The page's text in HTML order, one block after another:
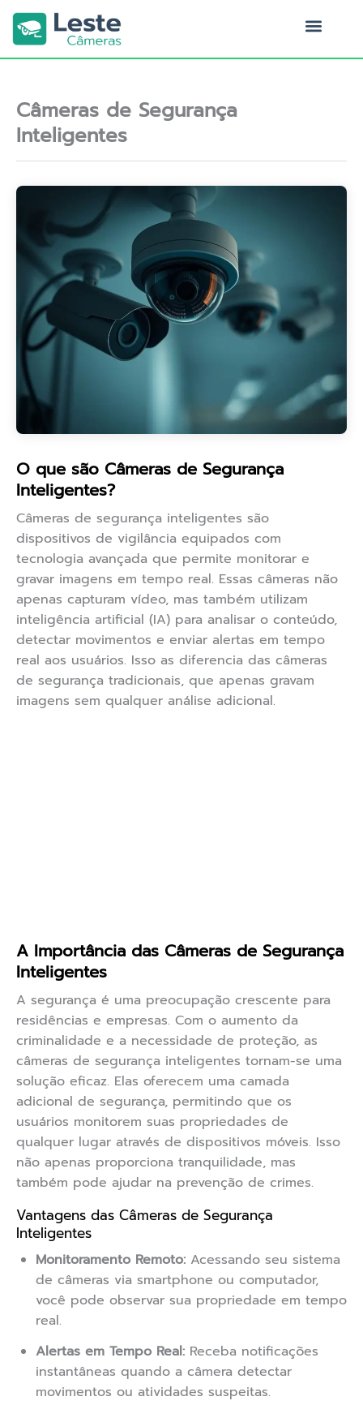
para
conteúdo
Câmeras de Segurança
Inteligentes
O que são Câmeras de Segurança
Inteligentes?
Câmeras de segurança inteligentes são
dispositivos de vigilância equipados com
tecnologia avançada que permite monitorar e
gravar imagens em tempo real. Essas câmeras não
apenas capturam vídeo, mas também utilizam
inteligência artificial (IA) para analisar o conteúdo,
detectar movimentos e enviar alertas em tempo
real aos usuários. Isso as diferencia das câmeras
de segurança tradicionais, que apenas gravam
imagens sem qualquer análise adicional.
A Importância das Câmeras de Segurança
Inteligentes
A segurança é uma preocupação crescente para
residências e empresas. Com o aumento da
criminalidade e a necessidade de proteção, as
câmeras de segurança inteligentes tornam-se uma
solução eficaz. Elas oferecem uma camada
adicional de segurança, permitindo que os
usuários monitorem suas propriedades de
qualquer lugar através de dispositivos móveis. Isso
não apenas proporciona tranquilidade, mas
também pode ajudar na prevenção de crimes.
Vantagens das Câmeras de Segurança
Inteligentes
Monitoramento Remoto: Acessando seu sistema
de câmeras via smartphone ou computador,
você pode observar sua propriedade em tempo
real.
Alertas em Tempo Real: Receba notificações
instantâneas quando a câmera detectar
movimentos ou atividades suspeitas.